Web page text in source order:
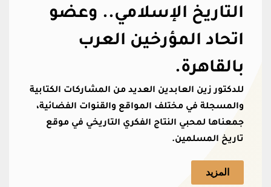
التاريخ الإسلامي.. وعضو
اتحاد المؤرخين العرب
بالقاهرة.
للدكتور زين العابدين العديد من المشاركات الكتابية
والمسجلة في مختلف المواقع والقنوات الفضائية،
جمعناها لمحبي النتاج الفكري التاريخي في موقع
تاريخ المسلمين.
المزيد